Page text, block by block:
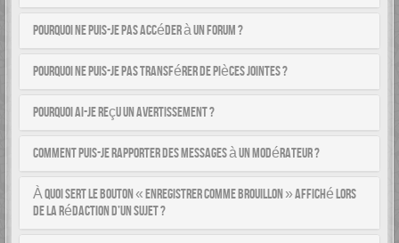
Pourquoi ne puis-je pas accéder à un forum ?
Pourquoi ne puis-je pas transférer de pièces jointes ?
Pourquoi ai-je reçu un avertissement ?
Comment puis-je rapporter des messages à un modérateur ?
À quoi sert le bouton « Enregistrer comme brouillon » affiché lors
de la rédaction d’un sujet ?